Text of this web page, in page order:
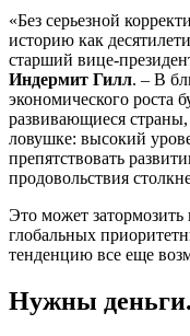
«Без серьезной
историю как
старший вице-
Индермит Гилл. – В
экономического роста
развивающиеся
ловушке: высокий
препятствовать
продовольствия
Это может
глобальных
тенденцию все еще
Нужны